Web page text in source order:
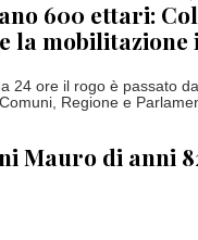
600 ettari:
la
24 ore il rogo è passato
Regione e
Mauro di anni